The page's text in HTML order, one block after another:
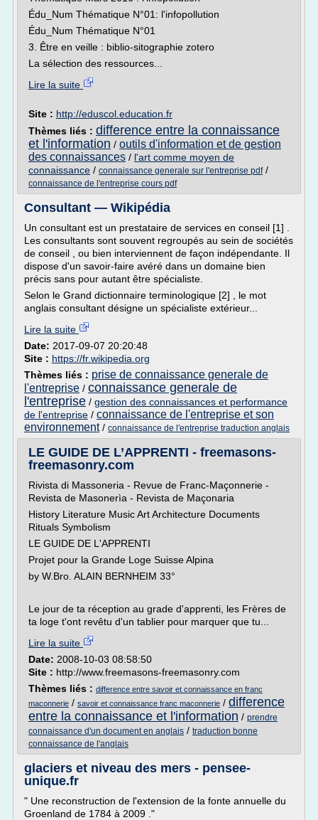
Édu_Num Thématique N°01: l'infopollution
Édu_Num Thématique N°01
3. Être en veille : biblio-sitographie zotero
La sélection des ressources...
Lire la suite
Site : http://eduscol.education.fr
Thèmes liés : difference entre la connaissance
et l'information / outils d'information et de gestion
des connaissances / l'art comme moyen de
connaissance / connaissance generale sur l'entreprise pdf/
connaissance de l'entreprise cours pdf
Consultant — Wikipédia
Un consultant est un prestataire de services en conseil [1] .
Les consultants sont souvent regroupés au sein de sociétés
de conseil , ou bien interviennent de façon indépendante. Il
dispose d'un savoir-faire avéré dans un domaine bien
précis sans pour autant être spécialiste.
Selon le Grand dictionnaire terminologique [2] , le mot
anglais consultant désigne un spécialiste extérieur...
Lire la suite
Date: 2017-09-07 20:20:48
Site : https://fr.wikipedia.org
Thèmes liés : prise de connaissance generale de
l'entreprise / connaissance generale de
l'entreprise / gestion des connaissances et performance
de l'entreprise / connaissance de l'entreprise et son
environnement/ connaissance de l'entreprise traduction anglais
LE GUIDE DE L’APPRENTI - freemasons-
freemasonry.com
Rivista di Massoneria - Revue de Franc-Maçonnerie -
Revista de Masonerìa - Revista de Maçonaria
History Literature Music Art Architecture Documents
Rituals Symbolism
LE GUIDE DE L'APPRENTI
Projet pour la Grande Loge Suisse Alpina
by W.Bro. ALAIN BERNHEIM 33°
Le jour de ta réception au grade d'apprenti, les Frères de
ta loge t'ont revêtu d'un tablier pour marquer que tu...
Lire la suite
Date: 2008-10-03 08:58:50
Site : http://www.freemasons-freemasonry.com
Thèmes liés : difference entre savoir et connaissance en franc
maconnerie / savoir et connaissance franc maconnerie / difference
entre la connaissance et l'information / prendre
connaissance d'un document en anglais / traduction bonne
connaissance de l'anglais
glaciers et niveau des mers - pensee-
unique.fr
" Une reconstruction de l'extension de la fonte annuelle du
Groenland de 1784 à 2009 ."